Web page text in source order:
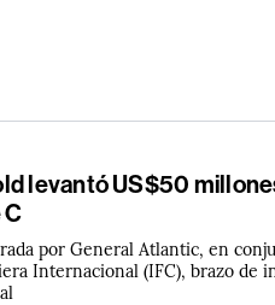
levantó US$50
por General Atlantic, en
Internacional (IFC), brazo de